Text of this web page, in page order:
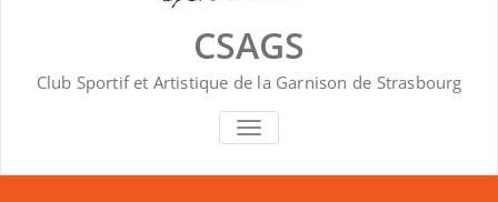
CSAGS
Club Sportif et Artistique de la Garnison de Strasbourg
AFFICHER/MASQUER
LA